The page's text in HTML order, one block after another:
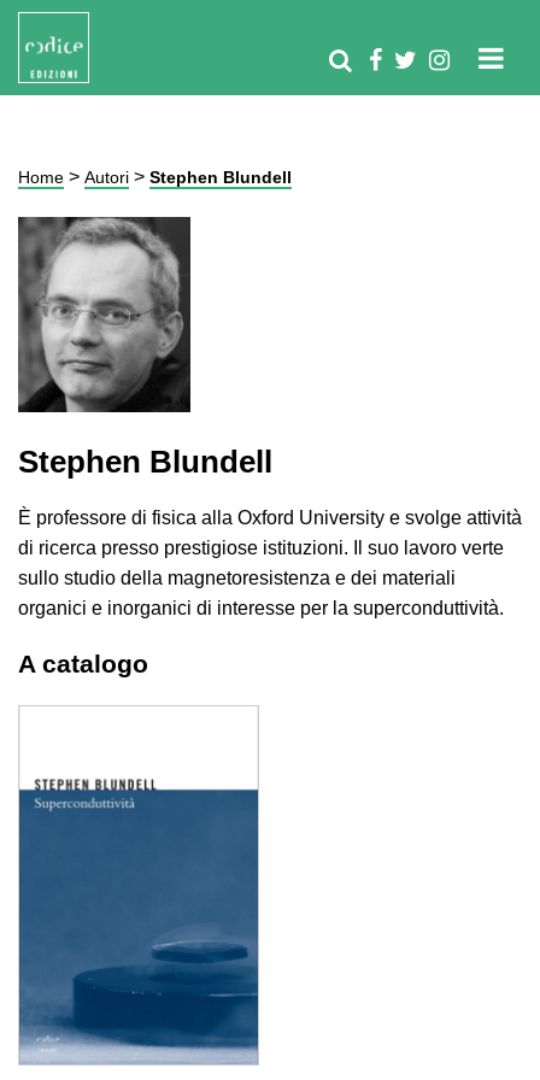
Home > Autori > Stephen Blundell
Stephen Blundell
È professore di fisica alla Oxford University e svolge attività
di ricerca presso prestigiose istituzioni. Il suo lavoro verte
sullo studio della magnetoresistenza e dei materiali
organici e inorganici di interesse per la superconduttività.
A catalogo